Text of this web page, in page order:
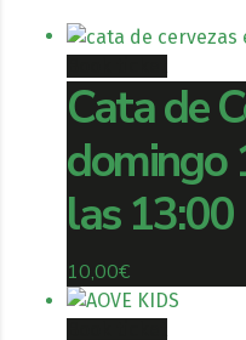
Cata de
domingo
las 13:00
10,00€